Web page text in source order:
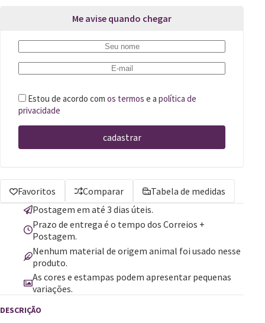
Me avise quando chegar
Estou de acordo com os termos e a política de
privacidade
cadastrar
Favoritos Comparar
Tabela de medidas
Postagem em até 3 dias úteis.
Prazo de entrega é o tempo dos Correios +
Postagem.
Nenhum material de origem animal foi usado nesse
produto.
As cores e estampas podem apresentar pequenas
variações.